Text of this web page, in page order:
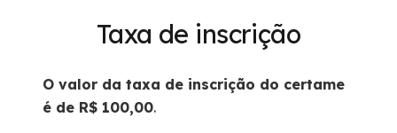
Taxa de inscrição
O valor da taxa de inscrição do certame
é de R$ 100,00.